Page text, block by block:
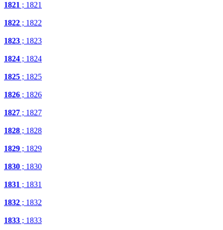
1821 ; 1821
1822 ; 1822
1823 ; 1823
1824 ; 1824
1825 ; 1825
1826 ; 1826
1827 ; 1827
1828 ; 1828
1829 ; 1829
1830 ; 1830
1831 ; 1831
1832 ; 1832
1833 ; 1833